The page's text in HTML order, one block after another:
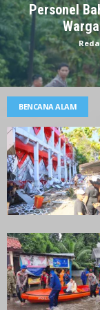
Personel
BENCANA ALAM